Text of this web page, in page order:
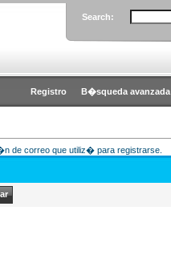
Search:
Registro B�squeda avanzada
de correo que utiliz� para registrarse.